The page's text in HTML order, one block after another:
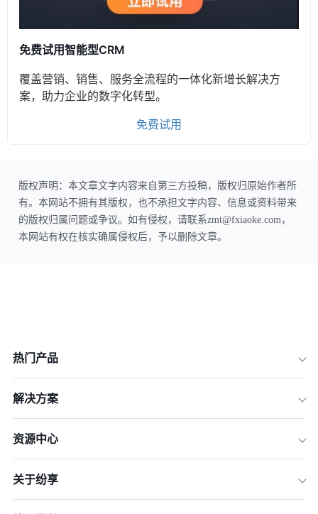
免费试用智能型CRM
覆盖营销、销售、服务全流程的一体化新增长解决方
案，助力企业的数字化转型。
免费试用
版权声明：本文章文字内容来自第三方投稿，版权归原始作者所
有。本网站不拥有其版权，也不承担文字内容、信息或资料带来
的版权归属问题或争议。如有侵权，请联系zmt@fxiaoke.com，
本网站有权在核实确属侵权后，予以删除文章。
热门产品
解决方案
资源中心
关于纷享